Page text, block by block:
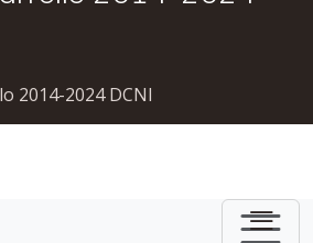
2014-2024 DCNI